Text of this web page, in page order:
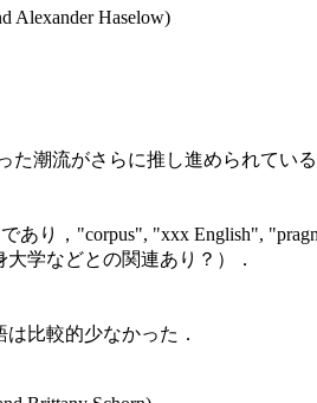
Alexander Haselow)
た潮流がさらに推し進められてい
り，"corpus", "xxx English",
学などとの関連あり？）．
比較的少なかった．